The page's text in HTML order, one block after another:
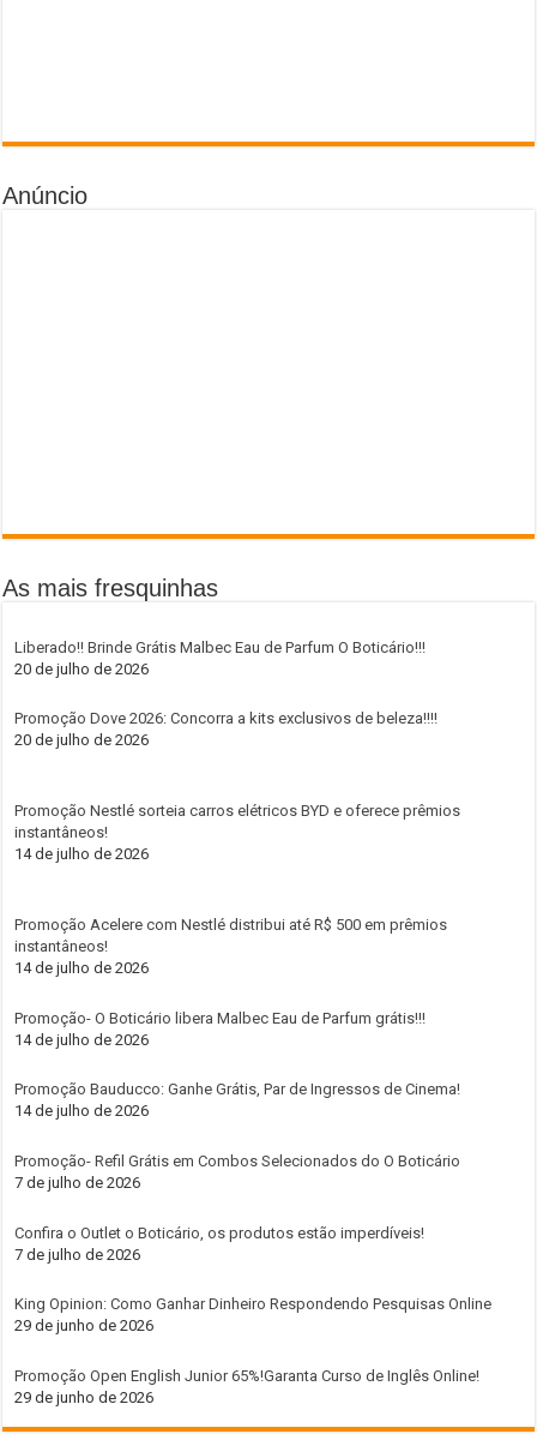
Anúncio
As mais fresquinhas
Liberado!! Brinde Grátis Malbec Eau de Parfum O Boticário!!!
20 de julho de 2026
Promoção Dove 2026: Concorra a kits exclusivos de beleza!!!!
20 de julho de 2026
Promoção Nestlé sorteia carros elétricos BYD e oferece prêmios
instantâneos!
14 de julho de 2026
Promoção Acelere com Nestlé distribui até R$ 500 em prêmios
instantâneos!
14 de julho de 2026
Promoção- O Boticário libera Malbec Eau de Parfum grátis!!!
14 de julho de 2026
Promoção Bauducco: Ganhe Grátis, Par de Ingressos de Cinema!
14 de julho de 2026
Promoção- Refil Grátis em Combos Selecionados do O Boticário
7 de julho de 2026
Confira o Outlet o Boticário, os produtos estão imperdíveis!
7 de julho de 2026
King Opinion: Como Ganhar Dinheiro Respondendo Pesquisas Online
29 de junho de 2026
Promoção Open English Junior 65%!Garanta Curso de Inglês Online!
29 de junho de 2026